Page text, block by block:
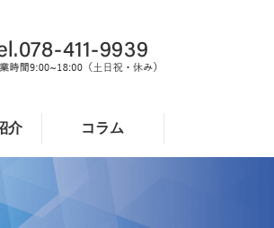
介 コラム